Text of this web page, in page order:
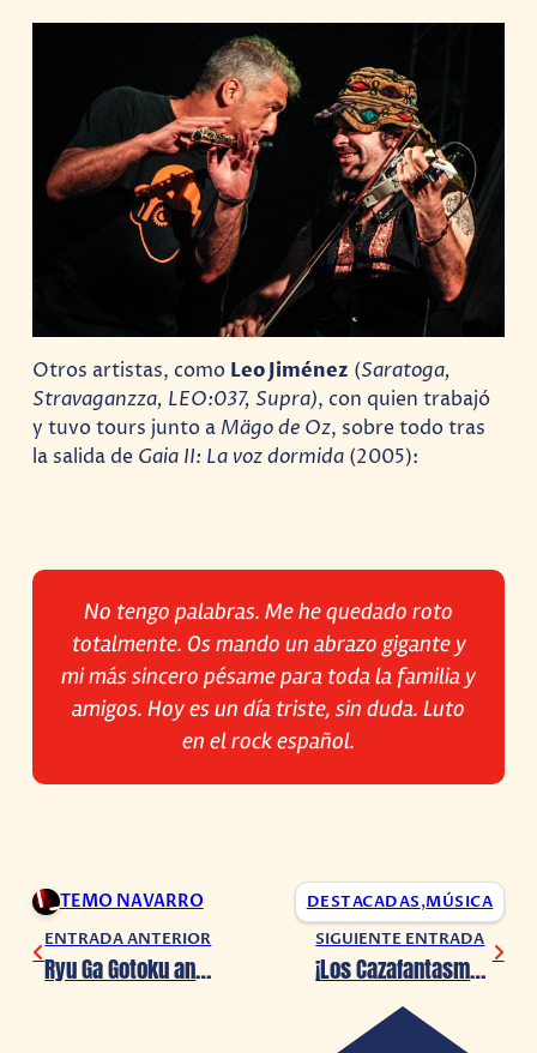
Otros artistas, como Leo Jiménez (Saratoga,
Stravaganzza, LEO:037, Supra), con quien trabajó
y tuvo tours junto a Mägo de Oz, sobre todo tras
la salida de Gaia II: La voz dormida (2005):
No tengo palabras. Me he quedado roto
totalmente. Os mando un abrazo gigante y
mi más sincero pésame para toda la familia y
amigos. Hoy es un día triste, sin duda. Luto
en el rock español.
TEMO NAVARRO DESTACADAS,MÚSICA
ENTRADA ANTERIOR
Ryu Ga Gotoku anuncia y presenta la fecha de estreno de Like a Dragon: Pirate Yakuza in Hawaii
SIGUIENTE ENTRADA
¡Los Cazafantasmas llegan a Magic: The Gathering!